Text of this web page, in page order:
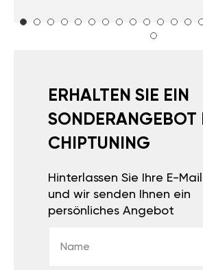
ERHALTEN SIE EIN
SONDERANGEBOT
CHIPTUNING
Hinterlassen Sie Ihre E-
und wir senden Ihnen ein
persönliches Angebot